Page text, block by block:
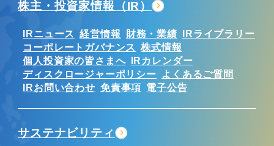
株主・投資家情報（IR）
IRニュース 経営情報 財務・業績 IRライブラリー
コーポレートガバナンス 株式情報
個人投資家の皆さまへ IRカレンダー
ディスクロージャーポリシー
よくあるご質問
IRお問い合わせ 免責事項 電子公告
サステナビリティ